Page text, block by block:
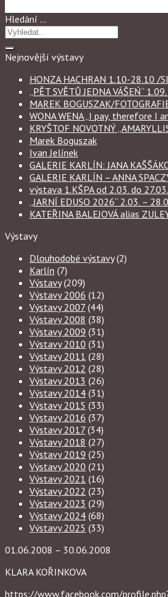
Hledání …
Nejnovější výstavy
HONZA HACHRAN 1.10-28.10 /
„PĚT SVĚTŮ JEDNA VÁŠEŃ“
MAREK BOGUSZAK/
WONA WENA „I pay, therefore I
KRYŠTOF NOVOTNÝ
Marek Boguszak
Ivan Jelínek
GALERIE KARLÍN: JANA
GALERIE KARLÍN – ANNA
výstava 1.KŠPA od 2.03. do
„JARNÍ EDUSO 2026“ 2.03. –
KATEŘINA BALEJOVÁ alias
Výstavy
Dlouhodobé výstavy(2)
Karlín (7)
Výstavy(209)
Výstavy 2006 (12)
Výstavy 2007 (44)
Výstavy 2008 (38)
Výstavy 2009 (31)
Výstavy 2010 (31)
Výstavy 2011 (28)
Výstavy 2012 (28)
Výstavy 2013 (26)
Výstavy 2014 (31)
Výstavy 2015 (33)
Výstavy 2016 (37)
Výstavy 2017 (34)
Výstavy 2018 (27)
Výstavy 2019 (25)
Výstavy 2020 (21)
Výstavy 2021 (16)
Výstavy 2022 (23)
Výstavy 2023 (29)
Výstavy 2024 (68)
Výstavy 2025 (33)
01.06.2008 – 30.06.2008
KLARA KOŘINKOVA
https://www.facebook.com/